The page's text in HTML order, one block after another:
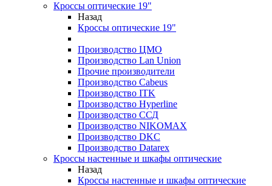
Кроссы оптические 19"
Назад
Кроссы оптические 19"
Производство ЦМО
Производство Lan Union
Прочие производители
Производство Cabeus
Производство ITK
Производство Hyperline
Производство ССД
Производство NIKOMAX
Производство DKC
Производство Datarex
Кроссы настенные и шкафы оптические
Назад
Кроссы настенные и шкафы оптические